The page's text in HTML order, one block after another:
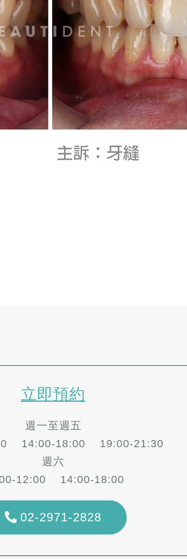
立即預約
週一至週五
14:00-18:00 19:00-21:30
週六
12:00 14:00-18:00
02-2971-2828